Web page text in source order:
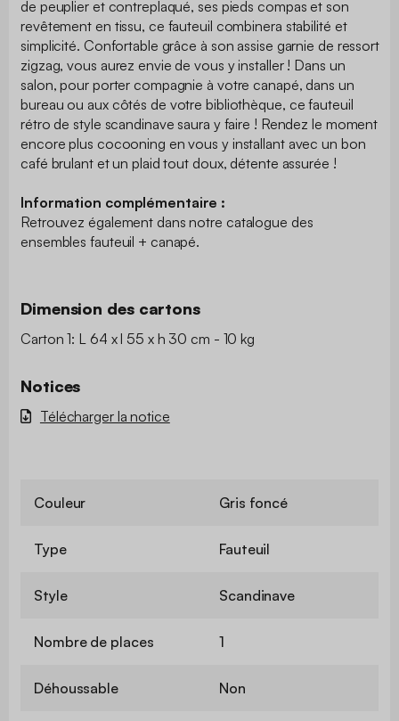
de peuplier et contreplaqué, ses pieds compas et son
revêtement en tissu, ce fauteuil combinera stabilité et
simplicité. Confortable grâce à son assise garnie de ressort
zigzag, vous aurez envie de vous y installer ! Dans un
salon, pour porter compagnie à votre canapé, dans un
bureau ou aux côtés de votre bibliothèque, ce fauteuil
rétro de style scandinave saura y faire ! Rendez le moment
encore plus cocooning en vous y installant avec un bon
café brulant et un plaid tout doux, détente assurée !
Information complémentaire :
Retrouvez également dans notre catalogue des
ensembles fauteuil + canapé.
Dimension des cartons
Carton 1: L 64 x l 55 x h 30 cm - 10 kg
Notices
Télécharger la notice
Couleur Gris foncé
Type Fauteuil
Style Scandinave
Nombre de places 1
Déhoussable Non